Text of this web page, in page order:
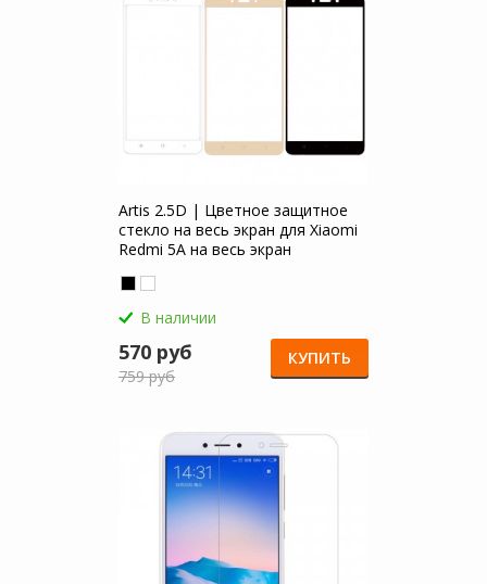
Artis 2.5D | Цветное защитное
стекло на весь экран для Xiaomi
Redmi 5A на весь экран
В наличии
570 руб
759 руб
КУПИТЬ